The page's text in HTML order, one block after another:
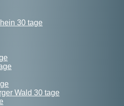
30 tage
Wald 30 tage